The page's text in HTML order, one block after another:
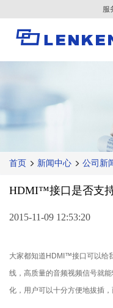
服
联系我们
解决方案与案例
产品中心
KVM
视频信号处理
新闻中心
公司新闻
媒体报道
技术支持
资料下载
停产产品
首页 新闻中心 公司新
HDMI™接口是否支
2015-11-09 12:53:20
大家都知道HDMI™接口可以给
线，高质量的音频视频信号就
化，用户可以十分方便地拔插，